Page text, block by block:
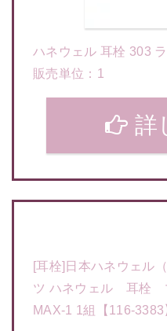
ハネウェル 耳栓 303
販売単位：1
詳
[耳栓]日本ハネウェル
ツ ハネウェル 耳栓
MAX-1 1組【116-3383